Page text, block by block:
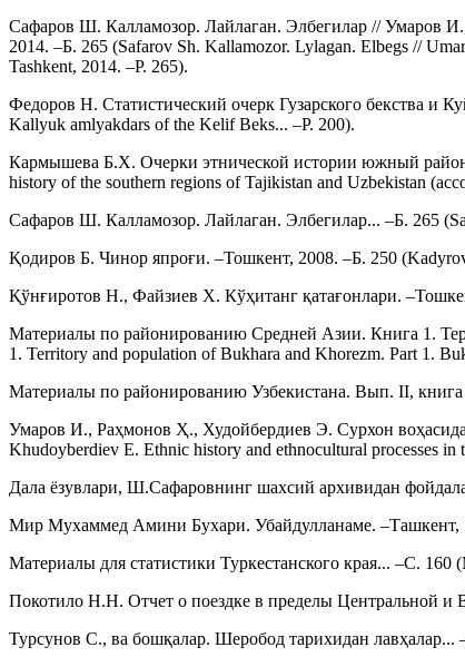
Сафаров Ш. Калламозор. Лайлаган. Элбегилар // Умаров
2014. –Б. 265 (Safarov Sh. Kallamozor. Lylagan. Elbegs //
Tashkent, 2014. –P. 265).
Федоров Н. Статистический очерк Гузарского бекства и
Kallyuk amlyakdars of the Kelif Beks... –P. 200).
Кармышева Б.Х. Очерки этнической истории южный
history of the southern regions of Tajikistan and Uzbekistan
Сафаров Ш. Калламозор. Лайлаган. Элбегилар... –Б. 265
Қодиров Б. Чинор япроғи. –Тошкент, 2008. –Б. 250
Қўнғиротов Н., Файзиев Х. Кўҳитанг қатағонлари.
Материалы по районированию Средней Азии. Книга 1.
1. Territory and population of Bukhara and Khorezm. Part 1.
Материалы по районированию Узбекистана. Вып. II,
Умаров И., Раҳмонов Ҳ., Худойбердиев Э. Сурхон
Khudoyberdiev E. Ethnic history and ethnocultural processes
Дала ёзувлари, Ш.Сафаровнинг шахсий архивидан
Мир Мухаммед Амини Бухари. Убайдулланаме. –Ташкент,
Материалы для статистики Туркестанского края... –С. 160
Покотило Н.Н. Отчет о поездке в пределы Центральной и
Турсунов С., ва бошқалар. Шеробод тарихидан